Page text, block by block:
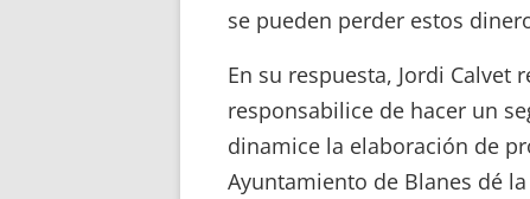
se pueden perder estos
En su respuesta, Jordi Calvet
responsabilice de hacer un
dinamice la elaboración de
Ayuntamiento de Blanes dé